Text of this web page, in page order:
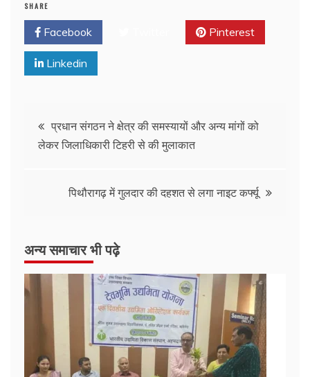
SHARE
Facebook Pinterest
Linkedin
प्रधान संगठन ने क्षेत्र की समस्यायों और अन्य मांगों को
लेकर जिलाधिकारी टिहरी से की मुलाकात
पिथौरागढ़ में गुलदार की दहशत से लगा नाइट कर्फ्यू
अन्य समाचार भी पढ़े